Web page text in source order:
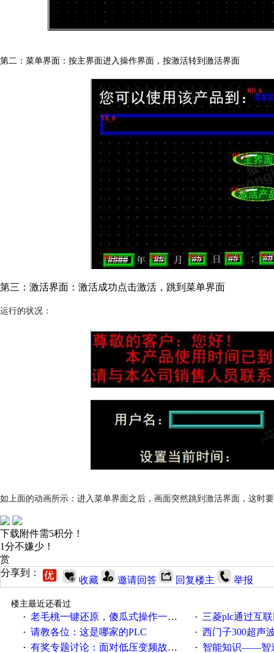
第二：菜单界面：按主界面进入操作界面，按激活转到激活界面
第三：激活界面：激活成功点击激活，跳到菜单界面
运行的状况：
如上面的动画所示：进入菜单界面之后，画面突然跳到激活界面，这时
下载附件需5积分！
1分不嫌少！
赏
分享到：
收藏 邀请回答 回复楼主 举报
楼主最近还看过
· 老毛桃一键还原，傻瓜式操作一键轻松备份还原；程序为向导式安装，一键即可实现自动备份或还原系统。 · 三菱plc通过互联网实现plc
· 请教各位：这是哪家的PLC · 西门子300超声波
· 有奖专题讨论：面对低压变频故障，老手是这样解决的！ · 智能知识——智造时代，